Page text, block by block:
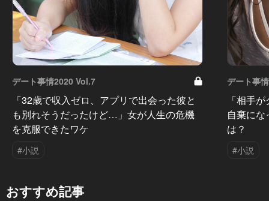
デート事情2020 Vol.7
「32歳で収入ゼロ、アプリで出会った彼と
も別れそうだったけど…」女が人生の危機
を克服できたワケ
#小説
デート事
「相手
自棄に
は？
#小説
おすすめ記事